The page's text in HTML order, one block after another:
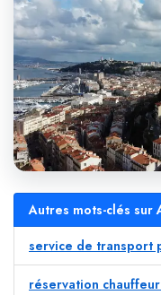
Autres mots-clés sur
service de transport
réservation